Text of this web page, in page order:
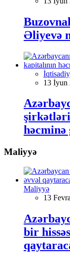
Əliyevə
13 İyun
Maliyyə
Maliyyə
13
bir